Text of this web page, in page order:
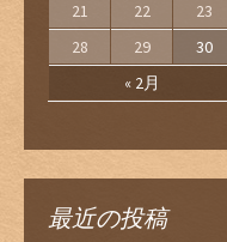
« 2月
21 22 23
28
29 30
最近の投稿